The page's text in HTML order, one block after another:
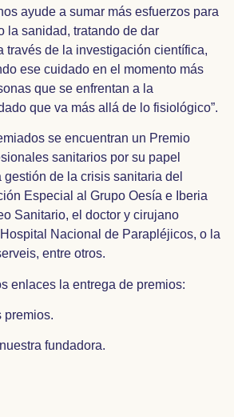
ayude a sumar más esfuerzos para
la sanidad, tratando de dar
través de la investigación científica,
ese cuidado en el momento más
que se enfrentan a la
que va más allá de lo fisiológico”.
se encuentran un Premio
sanitarios por su papel
de la crisis sanitaria del
Especial al Grupo Oesía e Iberia
Sanitario, el doctor y cirujano
Nacional de Parapléjicos, o la
entre otros.
enlaces la entrega de premios:
premios.
fundadora.